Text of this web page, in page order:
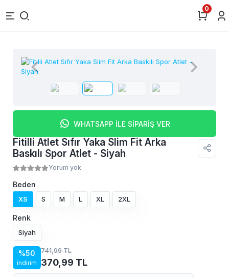
0
WHATSAPP İLE SİPARİŞ VER
Fitilli Atlet Sıfır Yaka Slim Fit Arka
Baskılı Spor Atlet - Siyah
Yorum yok
Beden
XS S M L XL 2XL
Renk
Siyah
%50
indirim
741,99 TL
370,99 TL